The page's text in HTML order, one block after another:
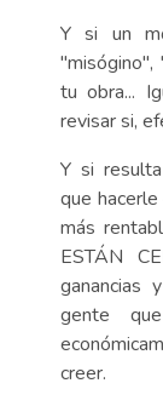
Y si un
"misógino",
tu obra...
revisar si,
Y si
que
más
ESTÁN
ganancias
gente
creer.